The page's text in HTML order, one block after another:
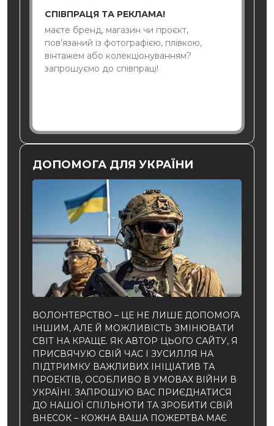
СПІВПРАЦЯ ТА РЕКЛАМА!
маєте бренд, магазин чи проєкт,
пов’язаний із фотографією, плівкою,
вінтажем або колекціонуванням?
запрошуємо до співпраці!
ДОПОМОГА ДЛЯ УКРАЇНИ
ВОЛОНТЕРСТВО – ЦЕ НЕ ЛИШЕ ДОПОМОГА
ІНШИМ, АЛЕ Й МОЖЛИВІСТЬ ЗМІНЮВАТИ
СВІТ НА КРАЩЕ. ЯК АВТОР ЦЬОГО САЙТУ, Я
ПРИСВЯЧУЮ СВІЙ ЧАС І ЗУСИЛЛЯ НА
ПІДТРИМКУ ВАЖЛИВИХ ІНІЦІАТИВ ТА
ПРОЕКТІВ, ОСОБЛИВО В УМОВАХ ВІЙНИ В
УКРАЇНІ. ЗАПРОШУЮ ВАС ПРИЄДНАТИСЯ
ДО НАШОЇ СПІЛЬНОТИ ТА ЗРОБИТИ СВІЙ
ВНЕСОК – КОЖНА ВАША ПОЖЕРТВА МАЄ